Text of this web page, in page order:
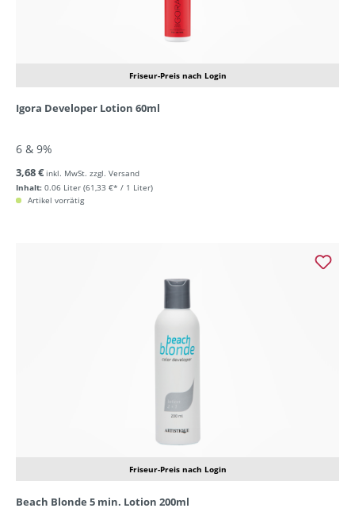
Friseur-Preis nach Login
Igora Developer Lotion 60ml
6 & 9%
Inhalt: 0.06 Liter (61,33 €* / 1 Liter)
3,68 € inkl. MwSt. zzgl. Versand
Artikel vorrätig
Friseur-Preis nach Login
Beach Blonde 5 min. Lotion 200ml